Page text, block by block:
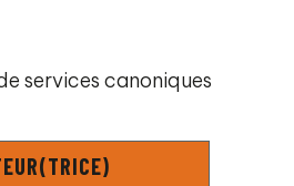
services canoniques